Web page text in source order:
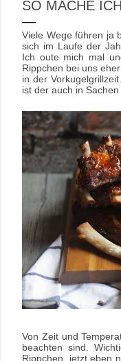
SO MACHE
Viele Wege führen ja
sich im Laufe der
Ich oute mich mal
Rippchen bei uns
in der
ist der auch in
Von Zeit und
beachten sind.
Rippchen, jetzt eben